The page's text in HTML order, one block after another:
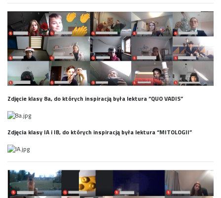
Plan nauczania klasa 7. i 8.
Zdjęcie klasy 8a, do których inspiracją była lektura “QUO VADIS”
Zdjęcia klasy IA i IB, do których inspiracją była lektura “MITOLOGII”